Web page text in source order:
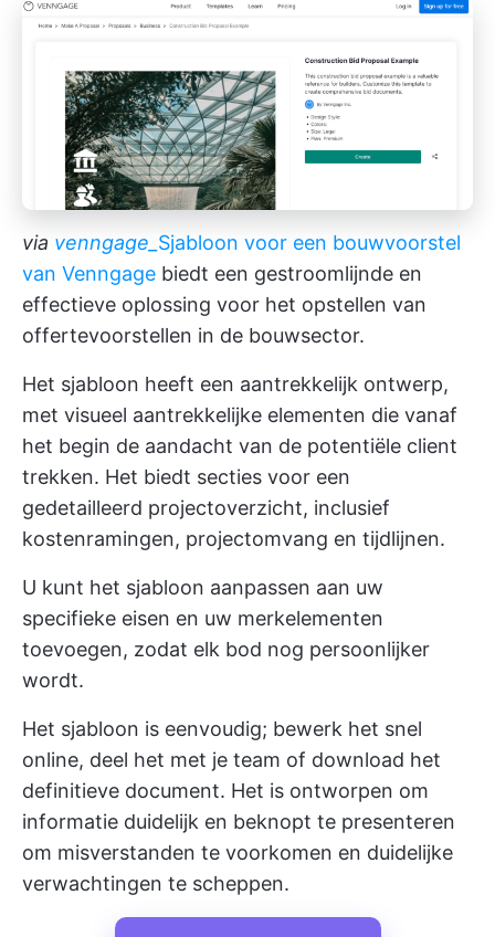
via venngage_ Sjabloon voor een bouwvoorstel
van Venngage biedt een gestroomlijnde en
effectieve oplossing voor het opstellen van
offertevoorstellen in de bouwsector.
Het sjabloon heeft een aantrekkelijk ontwerp,
met visueel aantrekkelijke elementen die vanaf
het begin de aandacht van de potentiële client
trekken. Het biedt secties voor een
gedetailleerd projectoverzicht, inclusief
kostenramingen, projectomvang en tijdlijnen.
U kunt het sjabloon aanpassen aan uw
specifieke eisen en uw merkelementen
toevoegen, zodat elk bod nog persoonlijker
wordt.
Het sjabloon is eenvoudig; bewerk het snel
online, deel het met je team of download het
definitieve document. Het is ontworpen om
informatie duidelijk en beknopt te presenteren
om misverstanden te voorkomen en duidelijke
verwachtingen te scheppen.